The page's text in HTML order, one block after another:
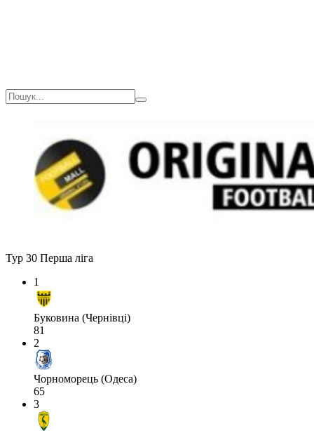
Тур 30 Перша ліга
1
Буковина (Чернівці)
81
2
Чорноморець (Одеса)
65
3